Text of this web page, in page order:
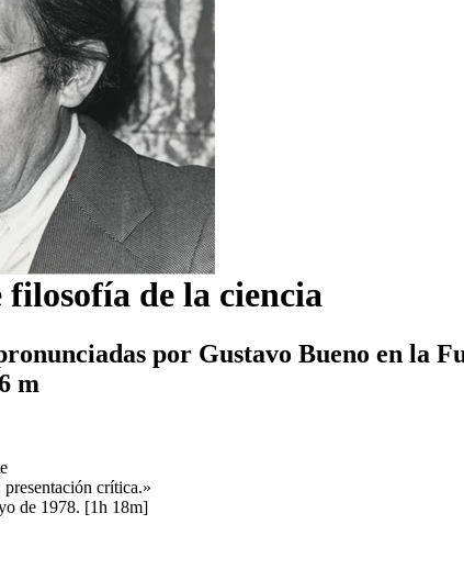
filosofía de la ciencia
por Gustavo Bueno en la
m
crítica.»
de 1978. [1h 18m]